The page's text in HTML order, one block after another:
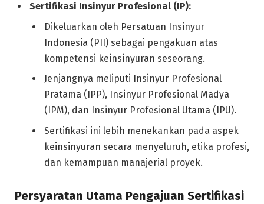
Sertifikasi Insinyur Profesional (IP):
Dikeluarkan oleh Persatuan Insinyur
Indonesia (PII) sebagai pengakuan atas
kompetensi keinsinyuran seseorang.
Jenjangnya meliputi Insinyur Profesional
Pratama (IPP), Insinyur Profesional Madya
(IPM), dan Insinyur Profesional Utama (IPU).
Sertifikasi ini lebih menekankan pada aspek
keinsinyuran secara menyeluruh, etika profesi,
dan kemampuan manajerial proyek.
Persyaratan Utama Pengajuan Sertifikasi